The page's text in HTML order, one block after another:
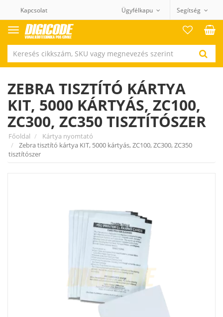
Kapcsolat Ügyfélkapu Segítség
Termék
kategóriák
ZEBRA TISZTÍTÓ KÁRTYA
KIT, 5000 KÁRTYÁS, ZC100,
ZC300, ZC350 TISZTÍTÓSZER
Főoldal
Kártya nyomtató
Zebra tisztító kártya KIT, 5000 kártyás, ZC100, ZC300, ZC350
tisztítószer